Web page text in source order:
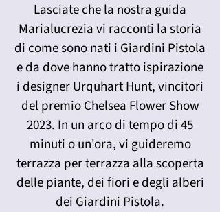
Lasciate che la nostra guida
Marialucrezia vi racconti la storia
di come sono nati i Giardini Pistola
e da dove hanno tratto ispirazione
i designer Urquhart Hunt, vincitori
del premio Chelsea Flower Show
2023. In un arco di tempo di 45
minuti o un'ora, vi guideremo
terrazza per terrazza alla scoperta
delle piante, dei fiori e degli alberi
dei Giardini Pistola.